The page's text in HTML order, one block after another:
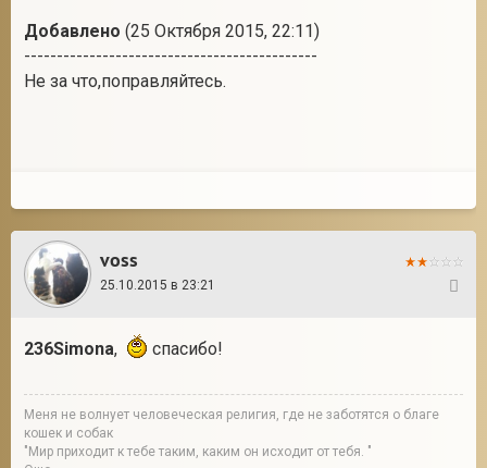
Добавлено (25 Октября 2015, 22:11)
---------------------------------------------
Не за что,поправляйтесь.
voss
25.10.2015 в 23:21
236Simona, спасибо!
Меня не волнует человеческая религия, где не заботятся о благе
кошек и собак
"Мир приходит к тебе таким, каким он исходит от тебя. "